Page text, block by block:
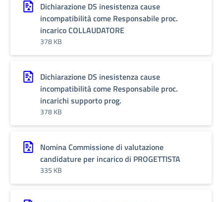
Dichiarazione DS inesistenza cause
incompatibilità come Responsabile proc.
incarico COLLAUDATORE
378 KB
Dichiarazione DS inesistenza cause
incompatibilità come Responsabile proc.
incarichi supporto prog.
378 KB
Nomina Commissione di valutazione
candidature per incarico di PROGETTISTA
335 KB